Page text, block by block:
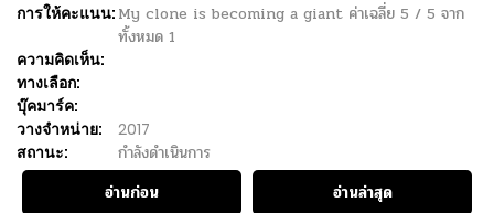
การให้คะแนน: My clone is becoming a giant ค่าเฉลี่ย 5 / 5 จาก
ทั้งหมด 1
ความคิดเห็น:
ทางเลือก:
บุ๊คมาร์ค:
วางจำหน่าย:
2017
สถานะ:
กำลังดำเนินการ
อ่านก่อน
อ่านล่าสุด